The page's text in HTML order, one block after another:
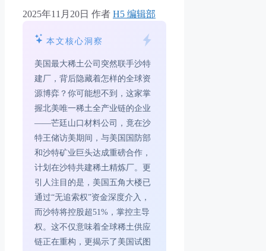
2025年11月20日 作者 H5 编辑部
本文核心洞察
美国最大稀土公司突然联手沙特
建厂，背后隐藏着怎样的全球资
源博弈？你可能想不到，这家掌
握北美唯一稀土全产业链的企业
——芒廷山口材料公司，竟在沙
特王储访美期间，与美国国防部
和沙特矿业巨头达成重磅合作，
计划在沙特共建稀土精炼厂。更
引人注目的是，美国五角大楼已
通过“无追索权”资金深度介入，
而沙特将控股超51%，掌控主导
权。这不仅意味着全球稀土供应
链正在重构，更揭示了美国试图